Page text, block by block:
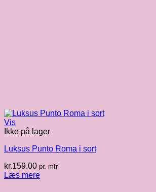
Vis
Ikke på lager
Luksus Punto Roma i sort
kr.159.00 pr. mtr
Læs mere